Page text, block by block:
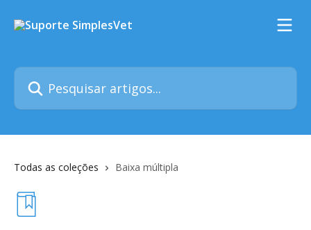
Pesquisar artigos...
Todas as coleções Baixa múltipla